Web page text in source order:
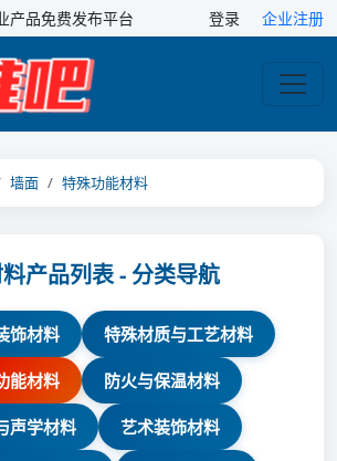
产品免费发布平台 登录 企业注册
墙面 特殊功能材料
产品列表 - 分类导航
饰材料 特殊材质与工艺材料
能材料 防火与保温材料
声学材料 艺术装饰材料